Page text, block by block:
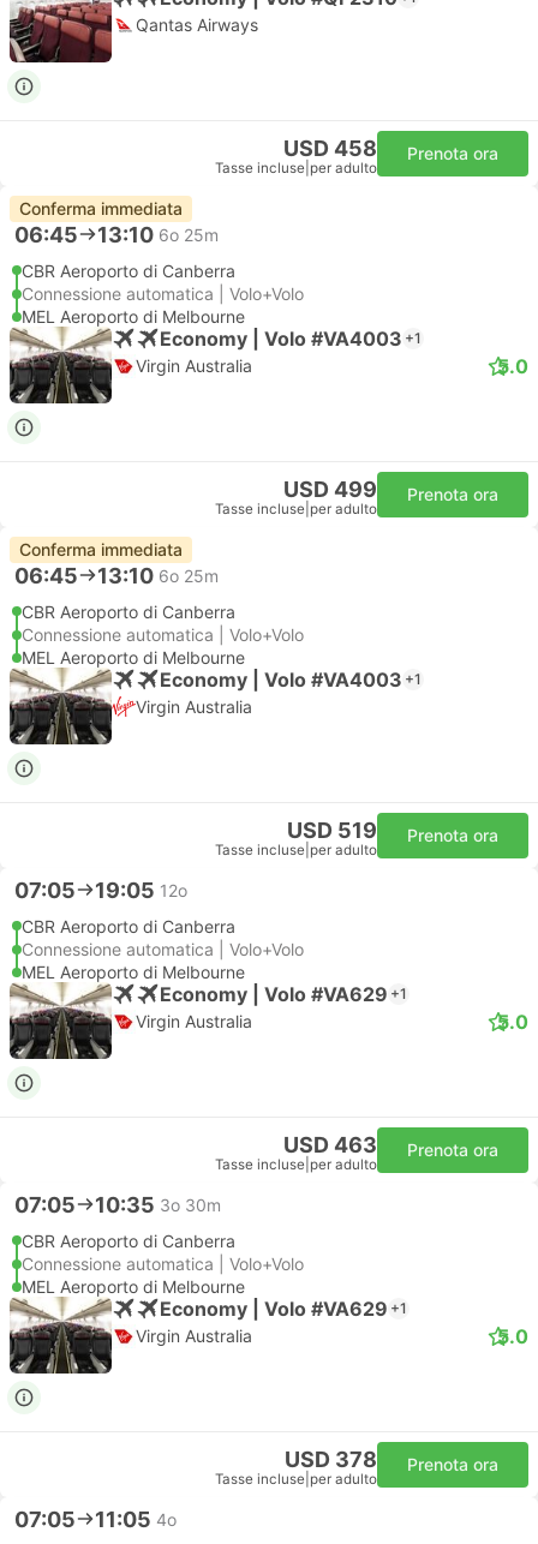
Qantas Airways
USD 458
Tasse incluse per adulto
Prenota ora
Conferma immediata
06:45 13:10 6o 25m
CBR Aeroporto di Canberra
Connessione automatica | Volo+Volo
MEL Aeroporto di Melbourne
Economy | Volo #VA4003 +1
Virgin Australia 5.0
USD 499
Tasse incluse per adulto
Prenota ora
Conferma immediata
06:45 13:10 6o 25m
CBR Aeroporto di Canberra
Connessione automatica | Volo+Volo
MEL Aeroporto di Melbourne
Economy | Volo #VA4003 +1
Virgin Australia
USD 519
Tasse incluse per adulto
Prenota ora
07:05 19:05 12o
CBR Aeroporto di Canberra
Connessione automatica | Volo+Volo
MEL Aeroporto di Melbourne
Economy | Volo #VA629 +1
Virgin Australia 5.0
USD 463
Tasse incluse per adulto
Prenota ora
07:05 10:35 3o 30m
CBR Aeroporto di Canberra
Connessione automatica | Volo+Volo
MEL Aeroporto di Melbourne
Economy | Volo #VA629 +1
Virgin Australia 5.0
USD 378
Tasse incluse per adulto
Prenota ora
07:05 11:05 4o